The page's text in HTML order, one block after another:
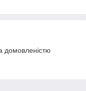
домовленістю